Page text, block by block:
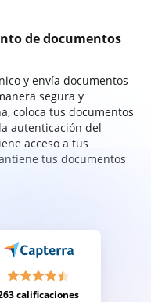
de documentos
y envía documentos
segura y
coloca tus documentos
autenticación del
acceso a tus
tus documentos
calificaciones